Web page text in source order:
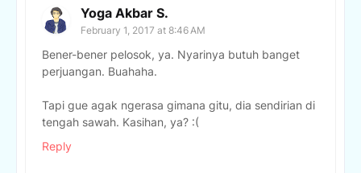
Yoga Akbar S.
February 1, 2017 at 8:46 AM
Bener-bener pelosok, ya. Nyarinya butuh banget
perjuangan. Buahaha.
Tapi gue agak ngerasa gimana gitu, dia sendirian di
tengah sawah. Kasihan, ya? :(
Reply